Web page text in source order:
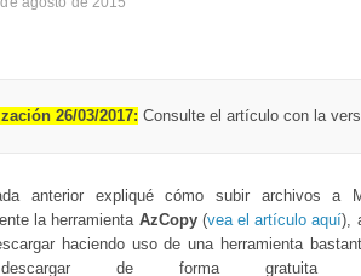
26/03/2017: Consulte el artículo con la
anterior expliqué cómo subir archivos a
la herramienta AzCopy(vea el artículo aquí),
haciendo uso de una herramienta
de forma gratuita